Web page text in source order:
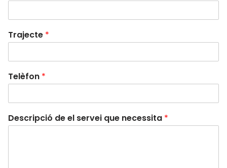
Trajecte *
Telèfon *
Descripció de el servei que necessita *